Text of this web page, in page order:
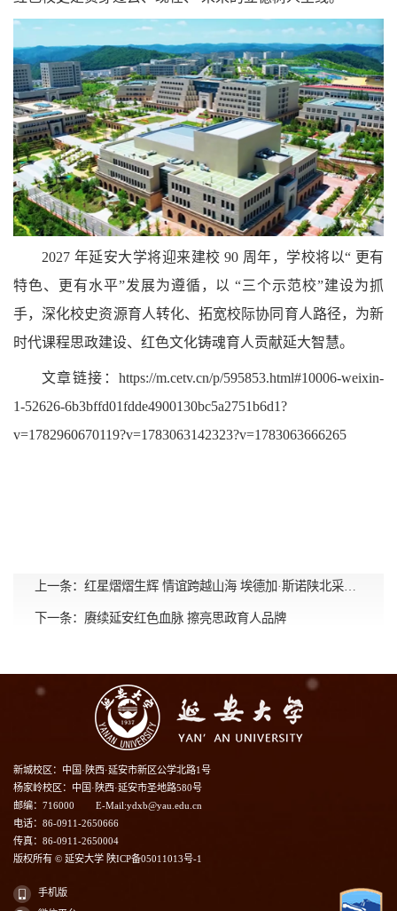
2027 年延安大学将迎来建校 90 周年，学校将以“ 更有
特色、更有水平”发展为遵循，以 “三个示范校”建设为抓
手，深化校史资源育人转化、拓宽校际协同育人路径，为新
时代课程思政建设、红色文化铸魂育人贡献延大智慧。
文章链接： https://m.cetv.cn/p/595853.html#10006-weixin-
1-52626-6b3bffd01fdde4900130bc5a2751b6d1?
v=1782960670119?v=1783063142323?v=1783063666265
上一条： 红星熠熠生辉 情谊跨越山海 埃德加·斯诺陕北采访90周年暨斯诺铜像红星园落成10周年座谈会举行
下一条： 赓续延安红色血脉 擦亮思政育人品牌
新城校区：中国·陕西·延安市新区公学北路1号
杨家岭校区：中国·陕西·延安市圣地路580号
邮编：716000
E-Mail:ydxb@yau.edu.cn
电话：86-0911-2650666
传真：86-0911-2650004
版权所有 © 延安大学 陕ICP备05011013号-1
手机版